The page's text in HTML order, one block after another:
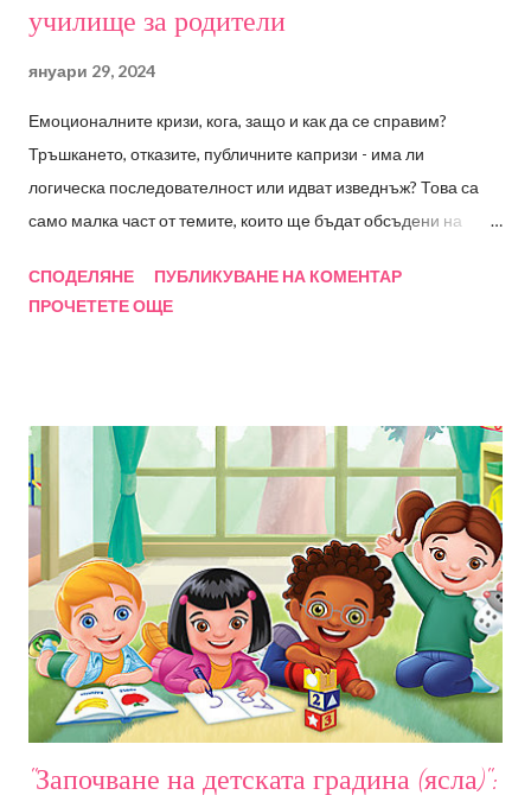
училище за родители
януари 29, 2024
Емоционалните кризи, кога, защо и как да се справим?
Тръшкането, отказите, публичните капризи - има ли
логическа последователност или идват изведнъж? Това са
само малка част от темите, които ще бъдат обсъдени на
зададете и въпросите, които вас най-много вълнуват.
Събитието е подходящо за родители на деца от 0 до 7
психолог с основна дейност превенция и интервенция на
емоционални и поведенчески отклонения, управител и
психолог в РадостИ. Дипломиран психолог в Университет
Бремен (Германия). И Не на последно място майка на две
деца. Очаквам ви в петък 09.02.2024. от 09:30ч. Такса за
участие 40лв . Семинарът ще се проведе в платформата
Zoom. Всички записали се ще получат линк и код за достъп.
Запис от събитието ще бъде на разположение на
участниците в срок от 10 дни. Всеки уч...
СПОДЕЛЯНЕ
ПУБЛИКУВАНЕ НА КОМЕНТАР
ПРОЧЕТЕТЕ ОЩЕ
"Започване на детската градина (ясла)":